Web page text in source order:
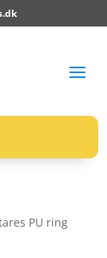
PU ring